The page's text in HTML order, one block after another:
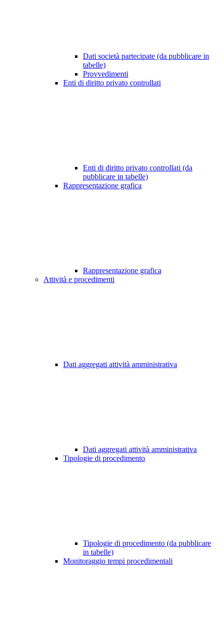
Dati società partecipate (da pubblicare in
tabelle)
Provvedimenti
Enti di diritto privato controllati
Enti di diritto privato controllati (da
pubblicare in tabelle)
Rappresentazione grafica
Rappresentazione grafica
Attività e procedimenti
Dati aggregati attività amministrativa
Dati aggregati attività amministrativa
Tipologie di procedimento
Tipologie di procedimento (da pubblicare
in tabelle)
Monitoraggio tempi procedimentali